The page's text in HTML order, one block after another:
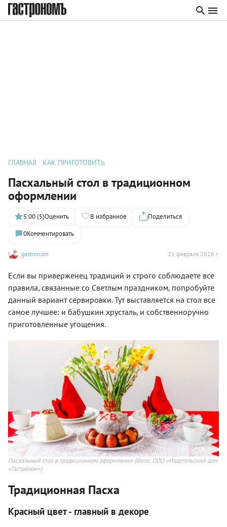
ГЛАВНАЯ КАК ПРИГОТОВИТЬ
Пасхальный стол в традиционном
оформлении
gastronom 21 февраля 2026 г.
5.00 (5)Оценить В избранное
Поделиться
0Комментировать
Если вы приверженец традиций и строго соблюдаете все
правила, связанные со Светлым праздником, попробуйте
данный вариант сервировки. Тут выставляется на стол все
самое лучшее: и бабушкин хрусталь, и собственноручно
приготовленные угощения.
Пасхальный стол в традиционном оформлении (Фото: ООО «Издательский дом
«Гастроном»)
Традиционная Пасха
Красный цвет - главный в декоре